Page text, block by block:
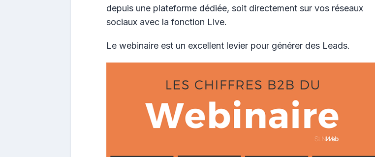
depuis une plateforme dédiée, soit directement sur vos réseaux
sociaux avec la fonction Live.
Le webinaire est un excellent levier pour générer des Leads.